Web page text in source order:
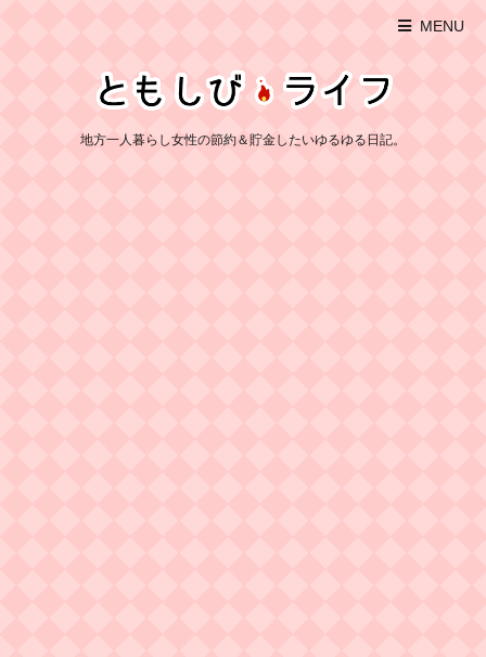
MENU
地方一人暮らし女性の節約＆貯金したいゆるゆる日記。